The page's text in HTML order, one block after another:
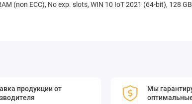
(non ECC), No exp. slots, WIN 10 IoT 2021 (64-bit), 128 GB
продукции от
Мы